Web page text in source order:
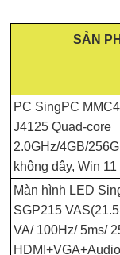
SẢN
PC SingPC
J4125 Quad-core
2.0GHz/4GB/
không dây, Win
Màn hình LED
SGP215
VA/ 100Hz/ 5ms/